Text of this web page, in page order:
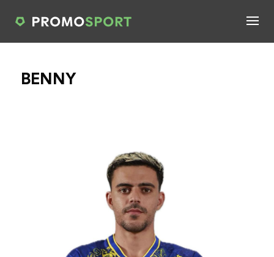
BENNY